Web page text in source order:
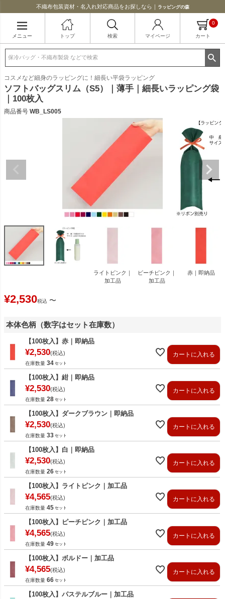
不織布包装資材・名入れ対応商品をお探しなら｜ ラッピングの森
メニュー トップ 検索 マイページ カート
0
コスメなど細身のラッピングに！細長い平袋ラッピング
ソフトバッグスリム（S5）｜薄手｜細長いラッピング袋
｜100枚入
商品番号 WB_LS005
ライトピンク｜
加工品
ピーチピンク｜
加工品
赤｜即納品
¥2,530税込 〜
本体色柄（数字はセット在庫数）
【100枚入】赤｜即納品
¥2,530 税込
在庫数量 34
カートに入れる
【100枚入】紺｜即納品
¥2,530 税込
在庫数量 28
カートに入れる
【100枚入】ダークブラウン｜即納品
¥2,530 税込
在庫数量 33
カートに入れる
【100枚入】白｜即納品
¥2,530 税込
在庫数量 26
カートに入れる
【100枚入】ライトピンク｜加工品
¥4,565 税込
在庫数量 45
カートに入れる
【100枚入】ピーチピンク｜加工品
¥4,565 税込
在庫数量 49
カートに入れる
【100枚入】ボルドー｜加工品
¥4,565 税込
在庫数量 66
カートに入れる
【100枚入】パステルブルー｜加工品